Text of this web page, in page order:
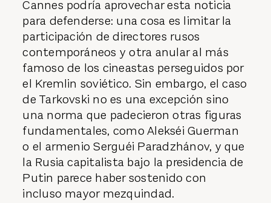
Cannes podría aprovechar esta noticia
para defenderse: una cosa es limitar la
participación de directores rusos
contemporáneos y otra anular al más
famoso de los cineastas perseguidos por
el Kremlin soviético. Sin embargo, el caso
de Tarkovski no es una excepción sino
una norma que padecieron otras figuras
fundamentales, como Alekséi Guerman
o el armenio Serguéi Paradzhánov, y que
la Rusia capitalista bajo la presidencia de
Putin parece haber sostenido con
incluso mayor mezquindad.